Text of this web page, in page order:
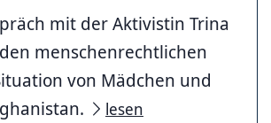
mit der Aktivistin Trina
menschenrechtlichen
von Mädchen und
lesen